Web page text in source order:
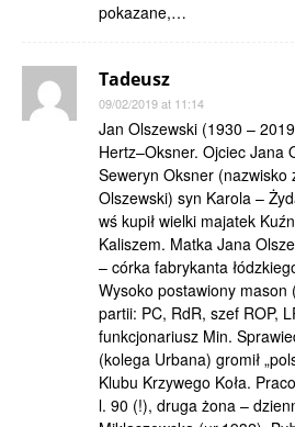
pokazane,…
Tadeusz
09/02/2019 at 11:14
Jan Olszewski (1930 –
Hertz–Oksner. Ojciec Jana
Seweryn Oksner (nazwisko
Olszewski) syn Karola –
wś kupił wielki majatek
Kaliszem. Matka Jana
– córka fabrykanta
Wysoko postawiony mason
partii: PC, RdR, szef ROP,
funkcjonariusz Min.
(kolega Urbana) gromił
Klubu Krzywego Koła.
l. 90 (!), druga żona –